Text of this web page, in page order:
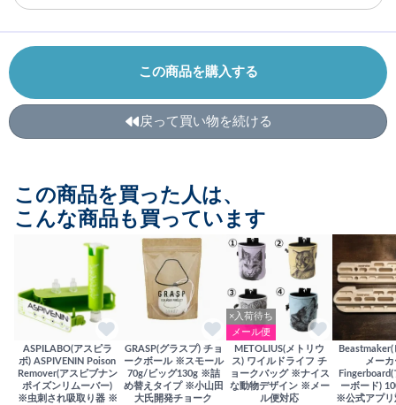
この商品を購入する
戻って買い物を続ける
この商品を買った人は、
こんな商品も買っています
ASPILABO(アスピラ
ボ) ASPIVENIN Poison
Remover(アスピブナン
ポイズンリムーバー)
※虫刺され吸取り器 ※
GRASP(グラスプ) チョ
ークボール ※スモール
70g/ビッグ130g ※詰
め替えタイプ ※小山田
大氏開発チョーク
×入荷待ち
メール便
METOLIUS(メトリウ
ス) ワイルドライフ チ
ョークバッグ ※ナイス
な動物デザイン ※メー
ル便対応
メーカ
ーボード)
※公式アプ